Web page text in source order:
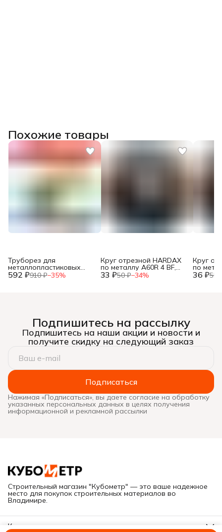
Похожие товары
592 ₽910 ₽−35%
Труборез для
металлопластиковых
труб, до 42мм, (шт.) 33 ₽50 ₽−34%
Круг отрезной HARDAX
по металлу A60R 4 BF,
125 х 1,2 х 22 мм, (шт.) 36 ₽55
Круг
по
125 х
Подпишитесь на рассылку
Подпишитесь на наши акции и новости и
получите скидку на следующий заказ
Подписаться
Нажимая «Подписаться», вы даете согласие на обработку
указанных персональных данных в целях получения
информационной и рекламной рассылки
Строительный магазин "Кубометр" — это ваше надежное
место для покупок строительных материалов во
Владимире.
Контакты